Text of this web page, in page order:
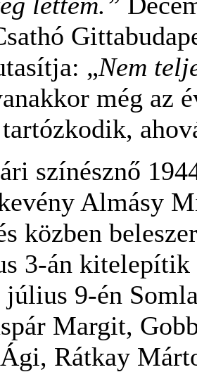
„Nem
még az
színésznő
Almásy
közben
3-án kitelepítik
július 9-én
Margit,
Rátkay